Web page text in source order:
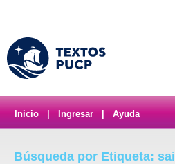
Inicio Ingresar Ayuda
Búsqueda por Etiqueta: sai